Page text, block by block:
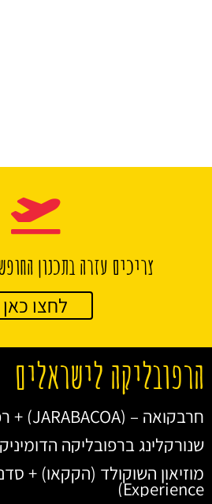
צריכים עזרה בתכנון
לחצו כאן
הרפובליקה לישראלים
חרבקואה – (JARABACOA) + רפטינג בחרבקואה
שנורקלינג ברפובליקה
Experience)